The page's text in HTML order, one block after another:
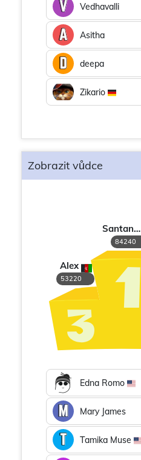
Vedhavalli
Asitha
deepa
Zikario
Zobrazit vůdce
Santana Young
84240
Alex
53220
Edna Romo
Mary James
Tamika Muse